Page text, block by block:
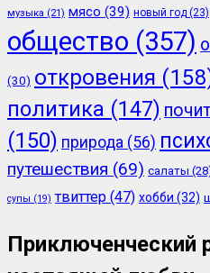
музыка (21) мясо (39) новый год (23)
общество (357)
(30) откровения
политика (147)
(150) природа (56)
путешествия (69) салаты
супы (19) твиттер (47) хобби (32)
Приключенческий